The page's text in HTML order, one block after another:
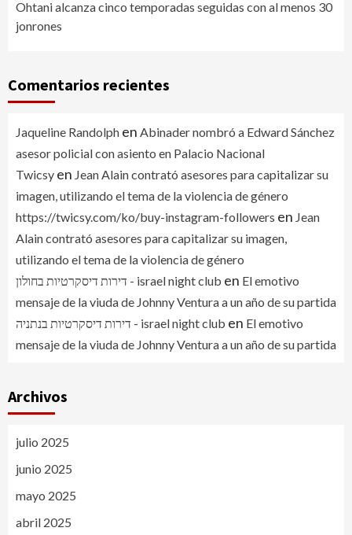
Ohtani alcanza cinco temporadas seguidas con al menos 30
jonrones
Comentarios recientes
Jaqueline Randolph en Abinader nombró a Edward Sánchez
asesor policial con asiento en Palacio Nacional
Twicsy en Jean Alain contrató asesores para capitalizar su
imagen, utilizando el tema de la violencia de género
https://twicsy.com/ko/buy-instagram-followers en Jean
Alain contrató asesores para capitalizar su imagen,
utilizando el tema de la violencia de género
דירות דיסקרטיות בחולון - israel night club en El emotivo
mensaje de la viuda de Johnny Ventura a un año de su partida
דירות דיסקרטיות בנתניה - israel night club en El emotivo
mensaje de la viuda de Johnny Ventura a un año de su partida
Archivos
julio 2025
junio 2025
mayo 2025
abril 2025